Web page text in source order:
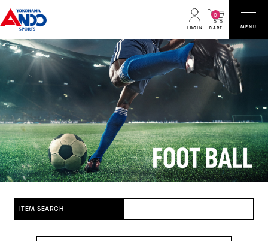
LOGIN CART
0
MENU
ITEM SEARCH